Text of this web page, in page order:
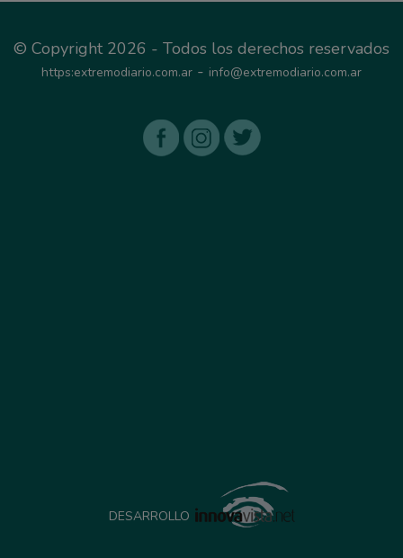
© Copyright 2026 - Todos los derechos reservados
https:extremodiario.com.ar - info@extremodiario.com.ar
DESARROLLO